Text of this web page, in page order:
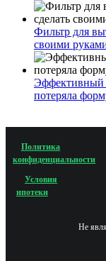
Фильтр для
своими
Эффективный
потеряла
Политика
конфиденциальности
Условия
ипотеки
Не является